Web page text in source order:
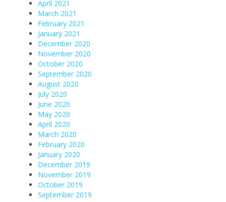
April 2021
March 2021
February 2021
January 2021
December 2020
November 2020
October 2020
September 2020
August 2020
July 2020
June 2020
May 2020
April 2020
March 2020
February 2020
January 2020
December 2019
November 2019
October 2019
September 2019